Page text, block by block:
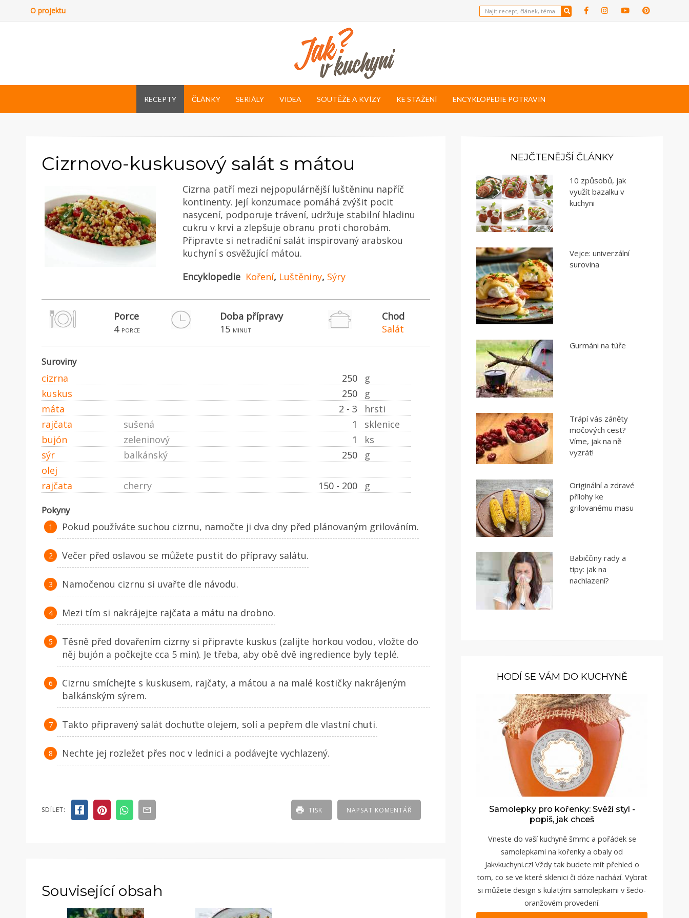
O projektu
RECEPTY ČLÁNKY SERIÁLY VIDEA SOUTĚŽE A KVÍZY KE STAŽENÍ ENCYKLOPEDIE POTRAVIN
Cizrnovo-kuskusový salát s mátou
Cizrna patří mezi nejpopulárnější luštěninu napříč
kontinenty. Její konzumace pomáhá zvýšit pocit
nasycení, podporuje trávení, udržuje stabilní hladinu
cukru v krvi a zlepšuje obranu proti chorobám.
Připravte si netradiční salát inspirovaný arabskou
kuchyní s osvěžující mátou.
Encyklopedie Koření, Luštěniny, Sýry
Porce
4 porce
Doba přípravy
15 minut
Chod
Salát
Suroviny
cizrna 250
g
kuskus
250
g
máta
2 - 3
hrsti
rajčata
1 sklenice
sušená
bujón
1 ks
zeleninový
sýr
250 g
balkánský
olej
rajčata
150 - 200 g
cherry
Pokyny
Pokud používáte suchou cizrnu, namočte ji dva dny před plánovaným grilováním.
Večer před oslavou se můžete pustit do přípravy salátu.
Namočenou cizrnu si uvařte dle návodu.
Mezi tím si nakrájejte rajčata a mátu na drobno.
Těsně před dovařením cizrny si připravte kuskus (zalijte horkou vodou, vložte do
něj bujón a počkejte cca 5 min). Je třeba, aby obě dvě ingredience byly teplé.
Cizrnu smíchejte s kuskusem, rajčaty, a mátou a na malé kostičky nakrájeným
balkánským sýrem.
Takto připravený salát dochuťte olejem, solí a pepřem dle vlastní chuti.
Nechte jej rozležet přes noc v lednici a podávejte vychlazený.
SDÍLET: NAPSAT KOMENTÁŘ
TISK
Související obsah
NEJČTENĚJŠÍ ČLÁNKY
10 způsobů, jak
využít bazalku v
kuchyni
Vejce: univerzální
surovina
Gurmáni na túře
Trápí vás záněty
močových cest?
Víme, jak na ně
vyzrát!
Originální a zdravé
přílohy ke
grilovanému masu
Babiččiny rady a
tipy: jak na
nachlazení?
HODÍ SE VÁM DO KUCHYNĚ
Samolepky pro kořenky: Svěží styl -
popiš, jak chceš
Vneste do vaší kuchyně šmrnc a pořádek se
samolepkami na kořenky a obaly od
Jakvkuchyni.cz! Vždy tak budete mít přehled o
tom, co se ve které sklenici či dóze nachází. Vybrat
si můžete design s kulatými samolepkami v šedo-
oranžovém provedení.